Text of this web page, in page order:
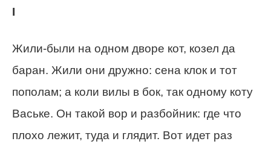
I
Жили-были на одном дворе кот, козел да
баран. Жили они дружно: сена клок и тот
пополам; а коли вилы в бок, так одному коту
Ваське. Он такой вор и разбойник: где что
плохо лежит, туда и глядит. Вот идет раз